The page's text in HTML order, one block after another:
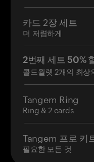
카드 2장 세트
더 저렴하게
2번째 세트 50%
콜드월렛 2개의 최상
Tangem Ring
Ring & 2 cards
Tangem 프로 키
필요한 모든 것